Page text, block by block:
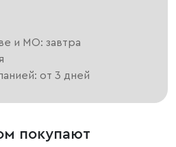
и МО: завтра
от 3 дней
покупают